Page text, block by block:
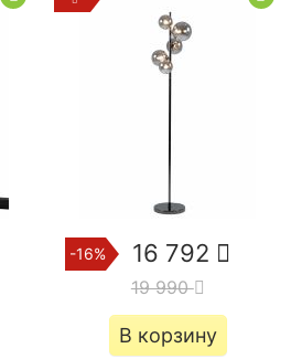
-16% 16 792
19 990
В корзину